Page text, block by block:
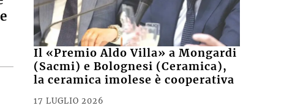
Il «Premio Aldo Villa» a Mongardi
(Sacmi) e Bolognesi (Ceramica),
la ceramica imolese è cooperativa